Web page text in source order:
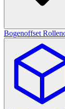
Bogenoffset